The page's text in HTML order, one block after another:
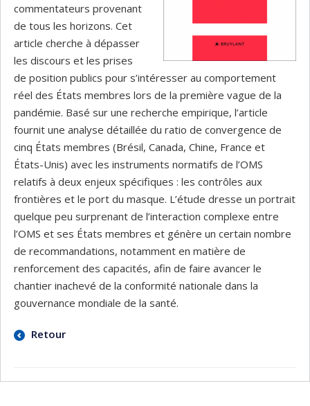
commentateurs provenant
de tous les horizons. Cet
article cherche à dépasser
les discours et les prises
de position publics pour s’intéresser au comportement
réel des États membres lors de la première vague de la
pandémie. Basé sur une recherche empirique, l’article
fournit une analyse détaillée du ratio de convergence de
cinq États membres (Brésil, Canada, Chine, France et
États-Unis) avec les instruments normatifs de l’OMS
relatifs à deux enjeux spécifiques : les contrôles aux
frontières et le port du masque. L’étude dresse un portrait
quelque peu surprenant de l’interaction complexe entre
l’OMS et ses États membres et génère un certain nombre
de recommandations, notamment en matière de
renforcement des capacités, afin de faire avancer le
chantier inachevé de la conformité nationale dans la
gouvernance mondiale de la santé.
Retour